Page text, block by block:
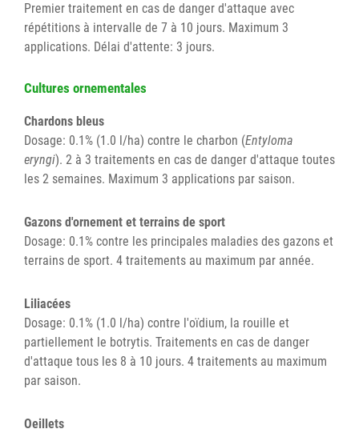
Premier traitement en cas de danger d'attaque avec
répétitions à intervalle de 7 à 10 jours. Maximum 3
applications. Délai d'attente: 3 jours.
Cultures ornementales
Chardons bleus
Dosage: 0.1% (1.0 l/ha) contre le charbon (Entyloma
eryngi). 2 à 3 traitements en cas de danger d'attaque toutes
les 2 semaines. Maximum 3 applications par saison.
Gazons d'ornement et terrains de sport
Dosage: 0.1% contre les principales maladies des gazons et
terrains de sport. 4 traitements au maximum par année.
Liliacées
Dosage: 0.1% (1.0 l/ha) contre l'oïdium, la rouille et
partiellement le botrytis. Traitements en cas de danger
d'attaque tous les 8 à 10 jours. 4 traitements au maximum
par saison.
Oeillets